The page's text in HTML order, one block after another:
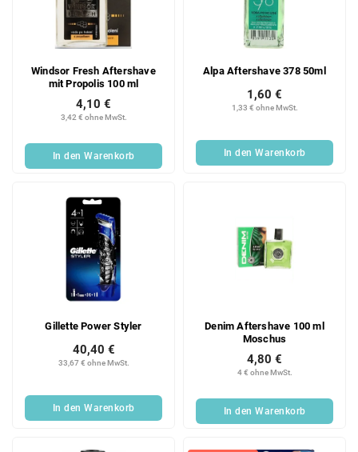
Windsor Fresh Aftershave
mit Propolis 100 ml
3,42 € ohne MwSt.
4,10 €
In den Warenkorb
Alpa Aftershave 378 50ml
1,33 € ohne MwSt.
1,60 €
In den Warenkorb
Gillette Power Styler
33,67 € ohne MwSt.
40,40 €
In den Warenkorb
Denim Aftershave 100 ml
Moschus
4 € ohne MwSt.
4,80 €
In den Warenkorb